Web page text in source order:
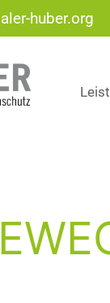
huber.org